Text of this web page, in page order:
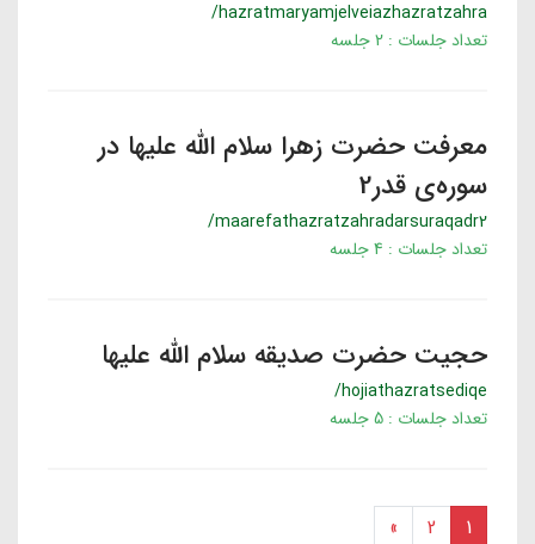
/hazratmaryamjelveiazhazratzahra
تعداد جلسات : 2 جلسه
معرفت حضرت زهرا سلام الله علیها در
سوره‌ی قدر2
/maarefathazratzahradarsuraqadr2
تعداد جلسات : 4 جلسه
حجیت حضرت صدیقه سلام الله علیها
/hojiathazratsediqe
تعداد جلسات : 5 جلسه
1
2
»